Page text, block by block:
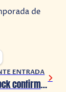
de
ENTRADA
Blue Lock confirma su temporada 2